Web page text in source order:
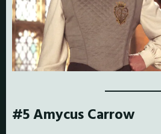
#5 Amycus Carrow